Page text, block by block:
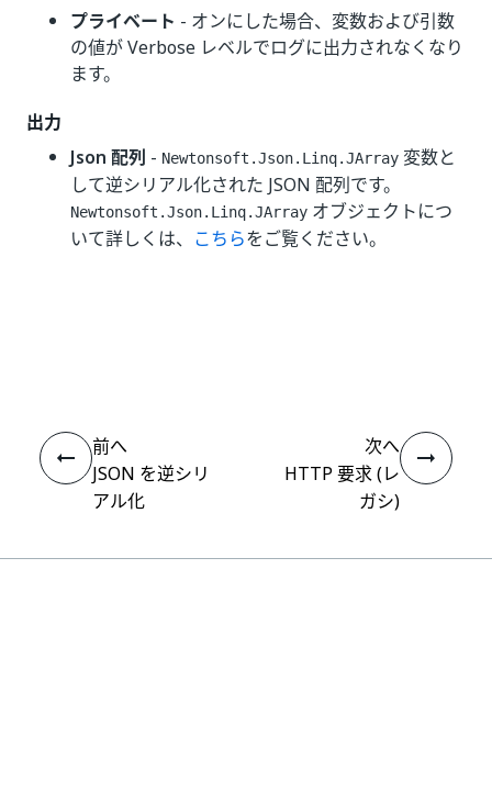
プライベート - オンにした場合、変数および引数
の値が Verbose レベルでログに出力されなくなり
ます。
出力
Json 配列 - Newtonsoft.Json.Linq.JArray 変数と
して逆シリアル化された JSON 配列です。
Newtonsoft.Json.Linq.JArray オブジェクトにつ
いて詳しくは、 こちらをご覧ください。
前へ
JSON を逆シリ
アル化
次へ
HTTP 要求 (レ
ガシ)